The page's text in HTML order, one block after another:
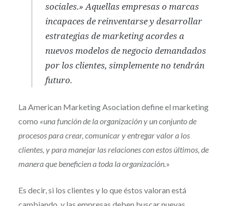
sociales.» Aquellas empresas o marcas
incapaces de reinventarse y desarrollar
estrategias de marketing acordes a
nuevos modelos de negocio demandados
por los clientes, simplemente no tendrán
futuro.
La American Marketing Asociation define el marketing
como «una función de la organización y un conjunto de
procesos para crear, comunicar y entregar valor a los
clientes, y para manejar las relaciones con estos últimos, de
manera que beneficien a toda la organización.»
Es decir, si los clientes y lo que éstos valoran está